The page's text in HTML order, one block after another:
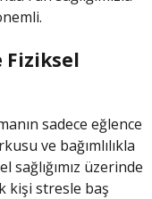
Fiziksel
sadece eğlence
ve bağımlılıkla
üzerinde
kişi stresle baş